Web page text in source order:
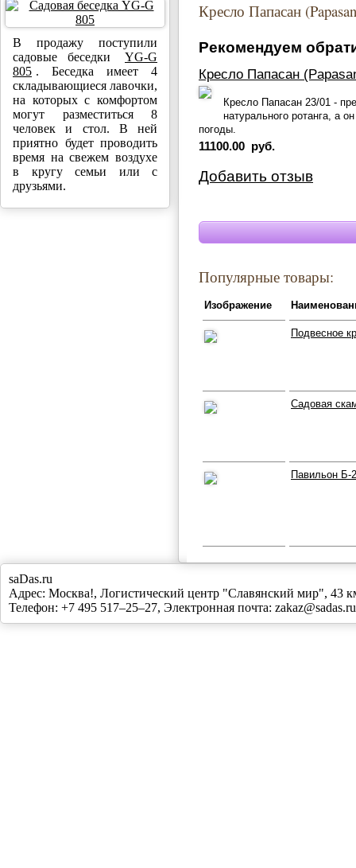
В продажу поступили
садовые беседки
YG-G
805 . Беседка имеет 4
складывающиеся лавочки,
на которых с комфортом
могут разместиться 8
человек и стол. В ней
приятно будет проводить
время на свежем воздухе
в кругу семьи или с
друзьями.
Кресло Папасан
Рекомендуем
Кресло Папасан
Кресло Папасан 23/01 -
натурального ротанга, а
погоды.
11100.00 руб.
Добавить отзыв
Популярные товары:
Изображение
Подвесное
Садовая
Павильон Б-2
saDas.ru
Адрес: Москва!, Логистический центр "Славянский мир",
Телефон: +7 495 517–25–27, Электронная почта: zakaz@sadas.ru